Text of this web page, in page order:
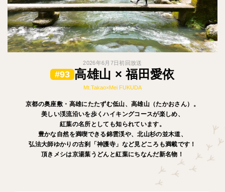
2026年6月7日初回放送
#93 高雄山 × 福田愛依
Mt.Takao×Mei FUKUDA
京都の奥座敷・高雄にたたずむ低山、高雄山（たかおさん）。
美しい渓流沿いを歩くハイキングコースが楽しめ、
紅葉の名所としても知られています。
豊かな自然を満喫できる錦雲渓や、北山杉の並木道、
弘法大師ゆかりの古刹「神護寺」など見どころも満載です！
頂きメシは京湯葉うどんと紅葉にちなんだ新名物！